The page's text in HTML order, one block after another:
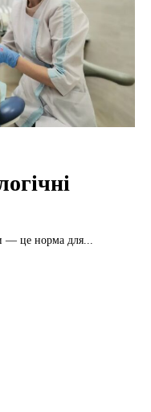
— це норма для...